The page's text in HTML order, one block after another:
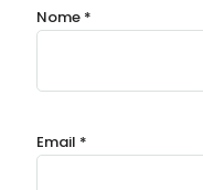
Nome *
Email *